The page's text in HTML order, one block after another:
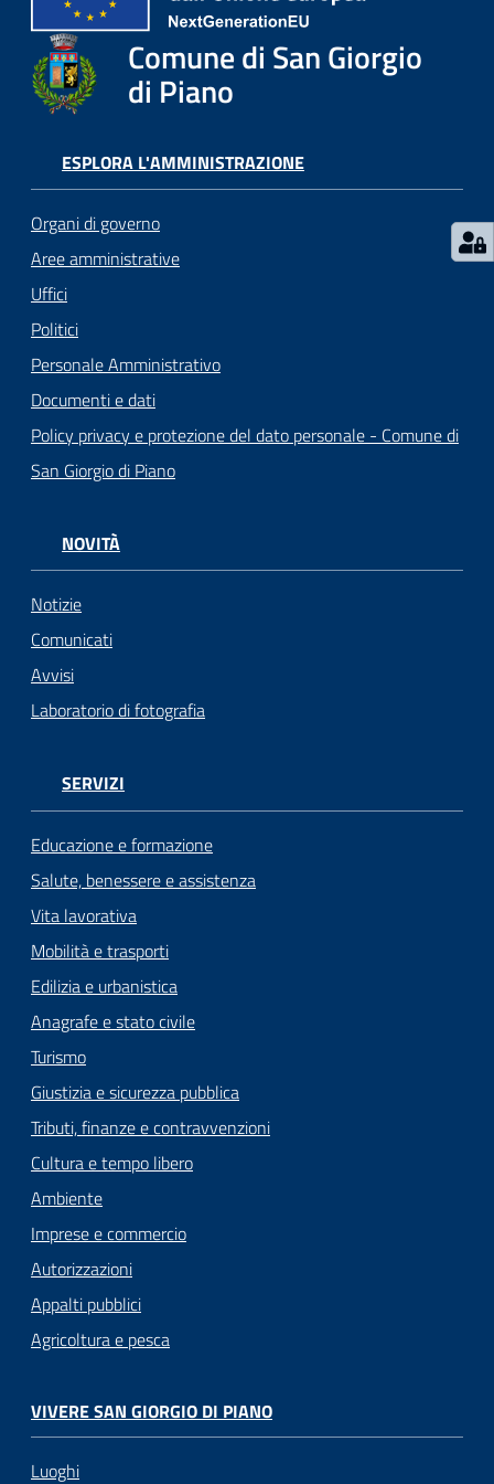
Comune di San Giorgio
di Piano
ESPLORA L'AMMINISTRAZIONE
Organi di governo
Aree amministrative
Uffici
Politici
Personale Amministrativo
Documenti e dati
Policy privacy e protezione del dato personale - Comune di
San Giorgio di Piano
NOVITÀ
Notizie
Comunicati
Avvisi
Laboratorio di fotografia
SERVIZI
Educazione e formazione
Salute, benessere e assistenza
Vita lavorativa
Mobilità e trasporti
Edilizia e urbanistica
Anagrafe e stato civile
Turismo
Giustizia e sicurezza pubblica
Tributi, finanze e contravvenzioni
Cultura e tempo libero
Ambiente
Imprese e commercio
Autorizzazioni
Appalti pubblici
Agricoltura e pesca
VIVERE SAN GIORGIO DI PIANO
Luoghi